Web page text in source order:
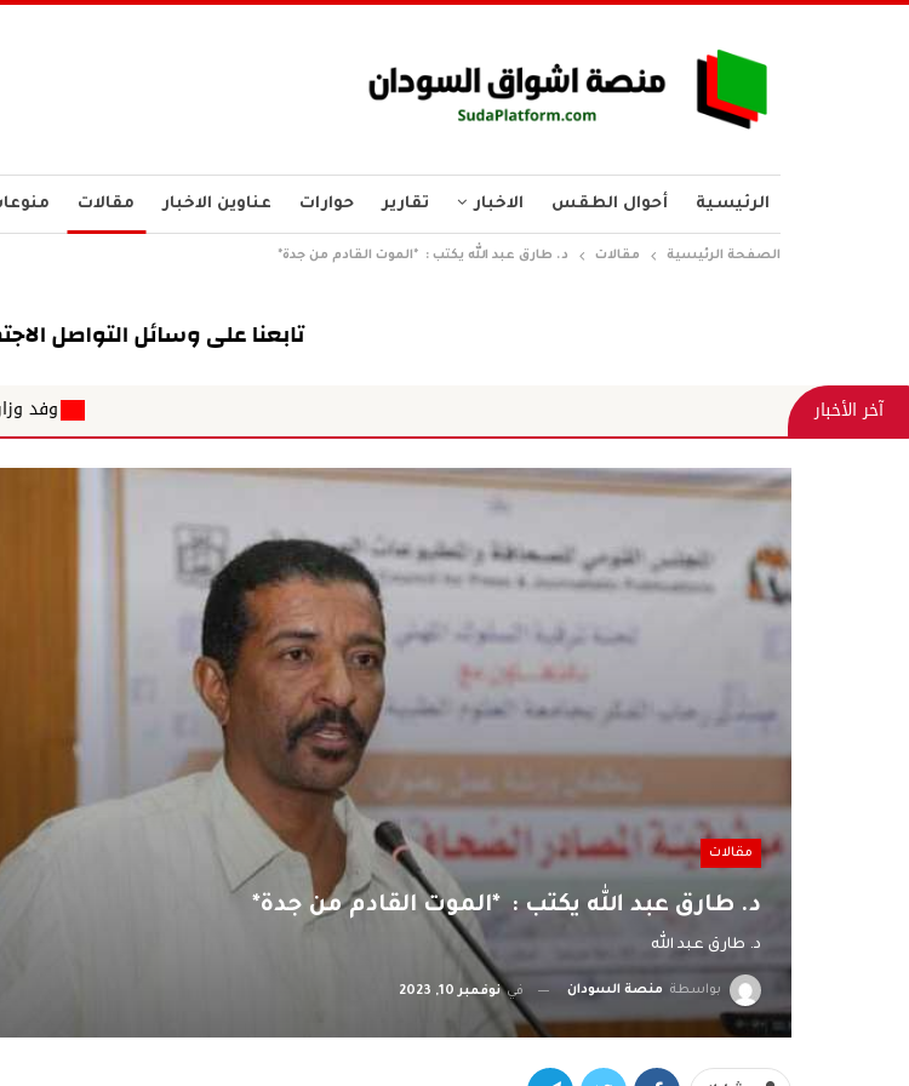
الرئيسية أحوال الطقس الاخبار تقارير حوارات عناوين الاخبار مقالات
الصفحة الرئيسية مقالات د. طارق عبد الله يكتب : *الموت القادم من جدة*
آخر الأخبار وفد وزارة الصحة الاتحادية
مقالات
د. طارق عبد الله يكتب : *الموت القادم من جدة*
د. طارق عبد الله
بواسطة منصة السودان فينوفمبر 10, 2023